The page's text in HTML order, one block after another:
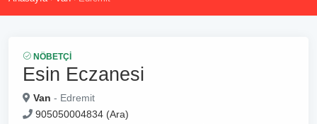
NÖBETÇI
Esin Eczanesi
Van - Edremit
905050004834 (Ara)